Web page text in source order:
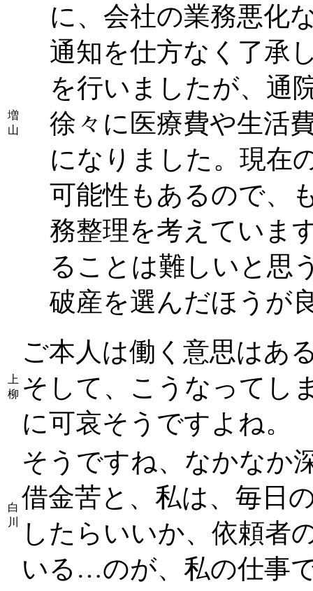
増
山
に、会社の業務悪化
通知を仕方なく了承
を行いましたが、通
徐々に医療費や生活
になりました。現在
可能性もあるので、
務整理を考えていま
ることは難しいと思
破産を選んだほうが
上
柳
ご本人は働く意思はあ
そして、こうなって
に可哀そうですよね。
白
川
そうですね、なかなか
借金苦と、私は、毎日
したらいいか、依頼者
いる…のが、私の仕事